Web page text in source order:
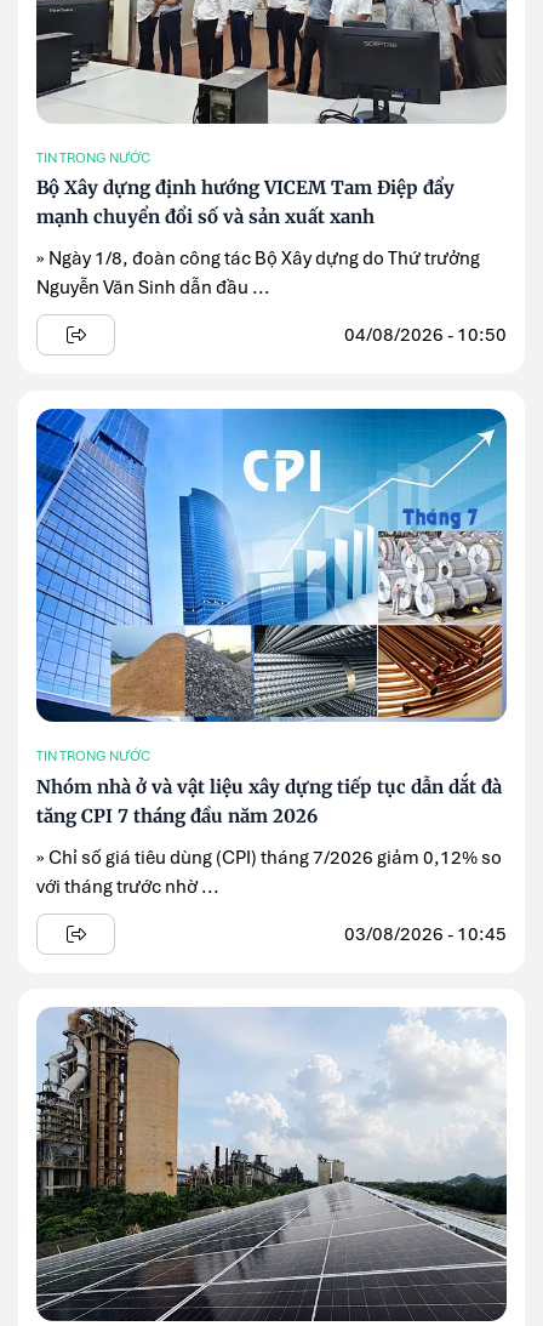
TIN TRONG NƯỚC
Bộ Xây dựng định hướng VICEM Tam Điệp đẩy
mạnh chuyển đổi số và sản xuất xanh
» Ngày 1/8, đoàn công tác Bộ Xây dựng do Thứ trưởng
Nguyễn Văn Sinh dẫn đầu ...
04/08/2026 - 10:50
TIN TRONG NƯỚC
Nhóm nhà ở và vật liệu xây dựng tiếp tục dẫn dắt đà
tăng CPI 7 tháng đầu năm 2026
» Chỉ số giá tiêu dùng (CPI) tháng 7/2026 giảm 0,12% so
với tháng trước nhờ ...
03/08/2026 - 10:45